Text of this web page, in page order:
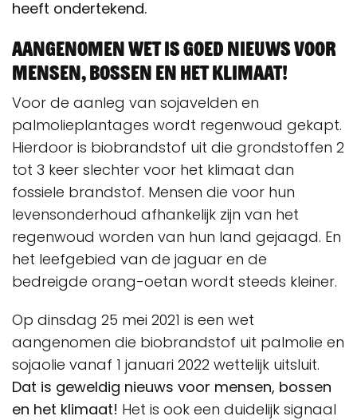
heeft ondertekend.
Aangenomen wet is goed nieuws voor
mensen, bossen en het klimaat!
Voor de aanleg van sojavelden en
palmolieplantages wordt regenwoud gekapt.
Hierdoor is biobrandstof uit die grondstoffen 2
tot 3 keer slechter voor het klimaat dan
fossiele brandstof. Mensen die voor hun
levensonderhoud afhankelijk zijn van het
regenwoud worden van hun land gejaagd. En
het leefgebied van de jaguar en de
bedreigde orang-oetan wordt steeds kleiner.
Op dinsdag 25 mei 2021 is een wet
aangenomen die biobrandstof uit palmolie en
sojaolie vanaf 1 januari 2022 wettelijk uitsluit.
Dat is geweldig nieuws voor mensen, bossen
en het klimaat! Het is ook een duidelijk signaal